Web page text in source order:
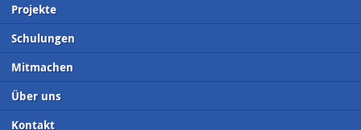
Projekte
Schulungen
Mitmachen
Über uns
Kontakt